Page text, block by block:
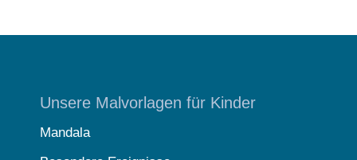
Unsere Malvorlagen für Kinder
Mandala